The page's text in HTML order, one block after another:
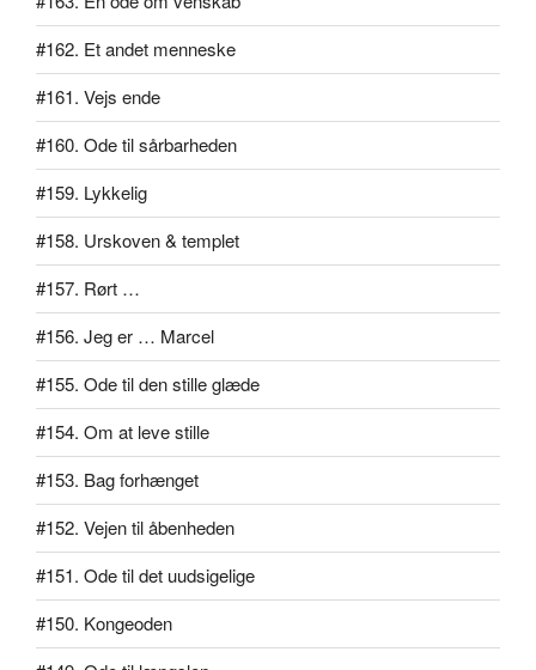
#162. Et andet menneske
#161. Vejs ende
#160. Ode til sårbarheden
#159. Lykkelig
#158. Urskoven & templet
#157. Rørt …
#156. Jeg er … Marcel
#155. Ode til den stille glæde
#154. Om at leve stille
#153. Bag forhænget
#152. Vejen til åbenheden
#151. Ode til det uudsigelige
#150. Kongeoden